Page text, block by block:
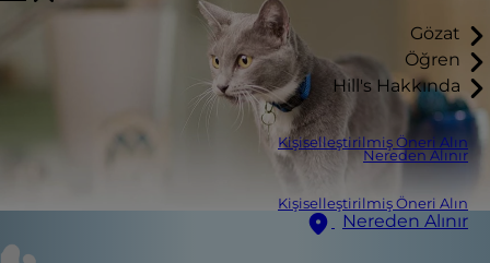
Gözat
Öğren
Hill's Hakkında
Kişiselleştirilmiş Öneri Alın
Nereden Alınır
Kişiselleştirilmiş Öneri Alın
Nereden Alınır